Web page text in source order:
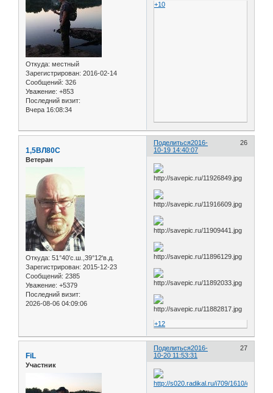
Откуда: местный
Зарегистрирован: 2016-02-14
Сообщений: 326
Уважение: +853
Последний визит:
Вчера 16:08:34
+10
Поделиться 26
2016-
10-19 14:40:07
1,5ВЛ80С
Ветеран
Откуда: 51°40′с.ш.,39°12'в.д.
Зарегистрирован: 2015-12-23
Сообщений: 2385
Уважение: +5379
Последний визит:
2026-08-06 04:09:06
+12
Поделиться 27
2016-
10-20 11:53:31
FiL
Участник